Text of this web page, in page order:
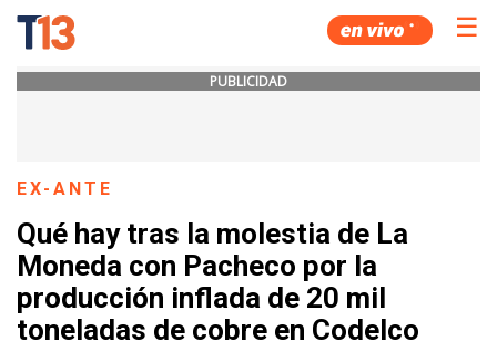
☰
PUBLICIDAD
EX-ANTE
Qué hay tras la molestia de La
Moneda con Pacheco por la
producción inflada de 20 mil
toneladas de cobre en Codelco